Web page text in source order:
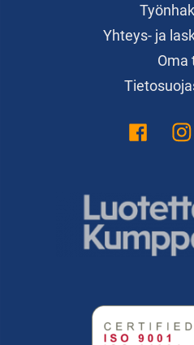
Yhteys- ja
Oma